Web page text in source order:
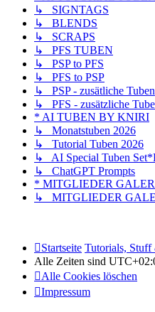
↳ SIGNTAGS
↳ BLENDS
↳ SCRAPS
↳ PFS TUBEN
↳ PSP to PFS
↳ PFS to PSP
↳ PSP - zusätliche Tuben
↳ PFS - zusätzliche
* AI TUBEN BY KNIRI
↳ Monatstuben 2026
↳ Tutorial Tuben 2026
↳ AI Special Tuben
↳ ChatGPT Prompts
* MITGLIEDER
↳ MITGLIEDER
Startseite Tutorials,
Alle Zeiten sind
Alle Cookies löschen
Impressum